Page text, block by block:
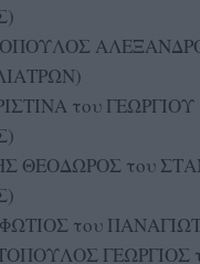
του ΓΕΩΡΓΙΟΥ
ΘΕΟΔΩΡΟΣ του
του
ΓΕΩΡΓΙΟΣ